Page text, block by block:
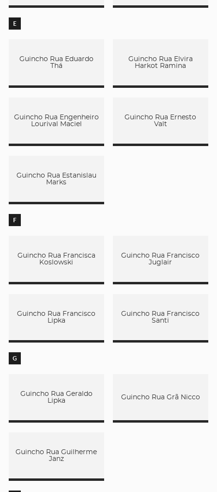
E
Guincho Rua Eduardo
Thá
Guincho Rua Elvira
Harkot Ramina
Guincho Rua Engenheiro
Lourival Maciel
Guincho Rua Ernesto
Valt
Guincho Rua Estanislau
Marks
F
Guincho Rua Francisca
Koslowski
Guincho Rua Francisco
Juglair
Guincho Rua Francisco
Lipka
Guincho Rua Francisco
Santi
G
Guincho Rua Geraldo
Lipka
Guincho Rua Grã Nicco
Guincho Rua Guilherme
Janz